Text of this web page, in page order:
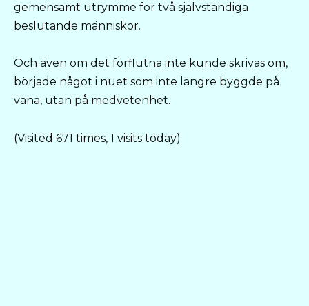
gemensamt utrymme för två självständiga
beslutande människor.
Och även om det förflutna inte kunde skrivas om,
började något i nuet som inte längre byggde på
vana, utan på medvetenhet.
(Visited 671 times, 1 visits today)